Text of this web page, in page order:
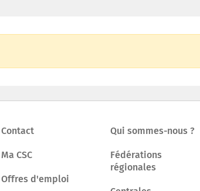
Contact
Ma CSC
Offres d'emploi
Qui sommes-nous ?
Fédérations
régionales